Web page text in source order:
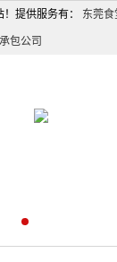
提供服务有： 东莞
包公司